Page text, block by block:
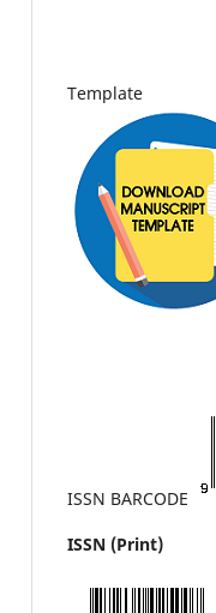
Template
ISSN BARCODE
ISSN (Print)